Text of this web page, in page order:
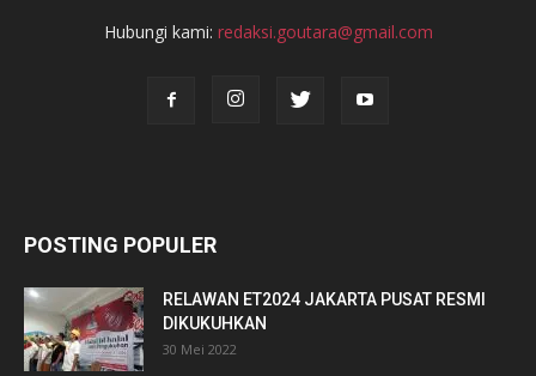
Hubungi kami: redaksi.goutara@gmail.com
POSTING POPULER
RELAWAN ET2024 JAKARTA PUSAT RESMI
DIKUKUHKAN
30 Mei 2022